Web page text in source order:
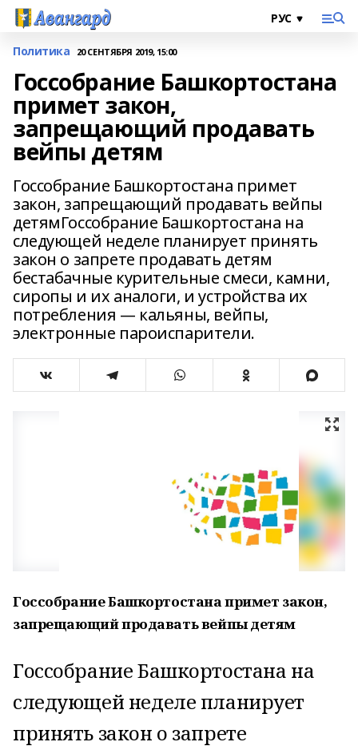
Политика 20 СЕНТЯБРЯ 2019, 15:00
Госсобрание Башкортостана
примет закон,
запрещающий продавать
вейпы детям
Госсобрание Башкортостана примет
закон, запрещающий продавать вейпы
детям Госсобрание Башкортостана на
следующей неделе планирует принять
закон о запрете продавать детям
бестабачные курительные смеси, камни,
сиропы и их аналоги, и устройства их
потребления — кальяны, вейпы,
электронные пароиспарители.
Госсобрание Башкортостана примет закон,
запрещающий продавать вейпы детям
Госсобрание Башкортостана на
следующей неделе планирует
принять закон о запрете